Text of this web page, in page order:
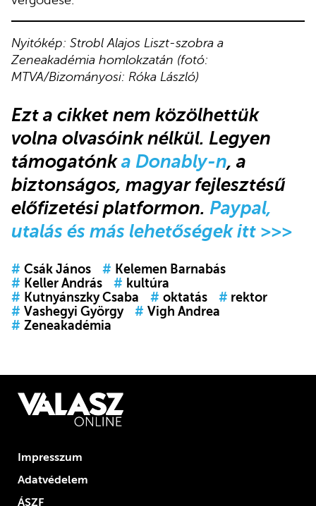
Nyitókép: Strobl Alajos Liszt-szobra a
Zeneakadémia homlokzatán (fotó:
MTVA/Bizományosi: Róka László)
Ezt a cikket nem közölhettük
volna olvasóink nélkül. Legyen
támogatónka Donably-n, a
biztonságos, magyar fejlesztésű
előfizetési platformon. Paypal,
utalás és más lehetőségek itt >>>
# Csák János # Kelemen Barnabás
# Keller András # kultúra
# Kutnyánszky Csaba # oktatás # rektor
# Vashegyi György # Vigh Andrea
# Zeneakadémia
Impresszum
Adatvédelem
ÁSZF